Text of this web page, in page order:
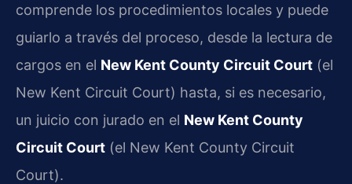
comprende los procedimientos locales y puede
guiarlo a través del proceso, desde la lectura de
cargos en el New Kent County Circuit Court (el
New Kent Circuit Court) hasta, si es necesario,
un juicio con jurado en el New Kent County
Circuit Court (el New Kent County Circuit
Court).